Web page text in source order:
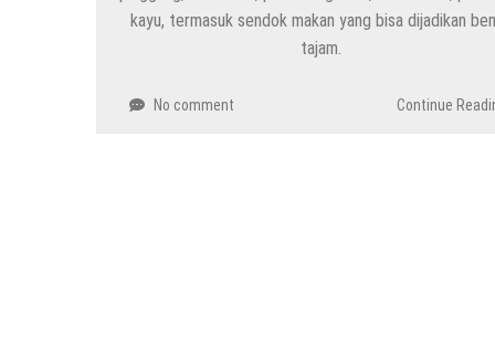
kayu, termasuk sendok makan yang bisa dijadikan
tajam.
No comment Continue